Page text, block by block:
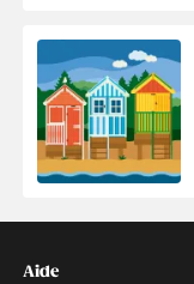
Kontakt
Aide